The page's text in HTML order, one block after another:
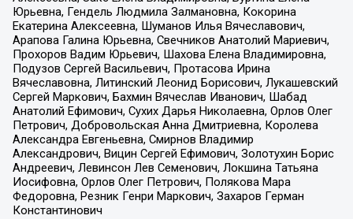
Юрьевна, Гендель Людмила Залмановна, Кокорина
Екатерина Алексеевна, Шуманов Илья Вячеславович,
Арапова Галина Юрьевна, Свечников Анатолий Мариевич,
Прохоров Вадим Юрьевич, Шахова Елена Владимировна,
Подузов Сергей Васильевич, Протасова Ирина
Вячеславовна, Литинский Леонид Борисович, Лукашевский
Сергей Маркович, Бахмин Вячеслав Иванович, Шабад
Анатолий Ефимович, Сухих Дарья Николаевна, Орлов Олег
Петрович, Добровольская Анна Дмитриевна, Королева
Александра Евгеньевна, Смирнов Владимир
Александрович, Вицин Сергей Ефимович, Золотухин Борис
Андреевич, Левинсон Лев Семенович, Локшина Татьяна
Иосифовна, Орлов Олег Петрович, Полякова Мара
Федоровна, Резник Генри Маркович, Захаров Герман
Константинович